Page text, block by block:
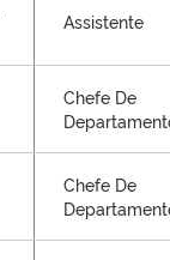
Assistente
Chefe De
Chefe De